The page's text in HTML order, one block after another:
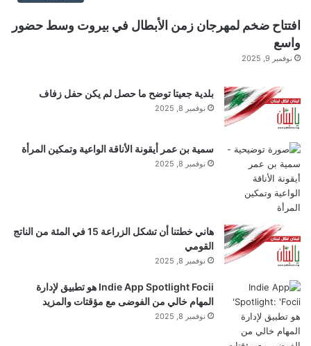
افتتاح ضخم لمهرجان زمن الأبطال في بيروت وسط حضور
واسع
نوفمبر 9, 2025
بلدية جعيتا توضح ما حصل لم يكن حفل زفاف
نوفمبر 8, 2025
سمية بن عمر أيقونة الأناقة الواعية وتمكين المرأة
نوفمبر 8, 2025
هاني خطتنا أن تشكل الزراعة 15 في المئة من الناتج
القومي
نوفمبر 8, 2025
Indie App Spotlight Focii هو تطبيق لإدارة
المهام خالي من الفوضى مع مؤقتات والمزيد
نوفمبر 8, 2025